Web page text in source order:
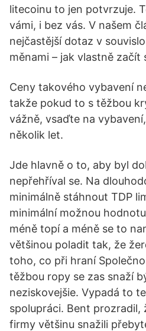
litecoinu to jen potvrzuje.
vámi, i bez vás. V našem
nejčastější dotaz v
měnami – jak vlastně začít
Ceny takového vybavení
takže pokud to s těžbou
vážně, vsaďte na
několik let.
Jde hlavně o to, aby byl
nepřehříval se. Na
minimálně stáhnout TDP
minimální možnou
méně topí a méně se to
většinou poladit tak, že
toho, co při hraní
těžbou ropy se zas snaží
neziskovejšie. Vypadá to
spolupráci. Bent prozradil,
firmy většinu snažili